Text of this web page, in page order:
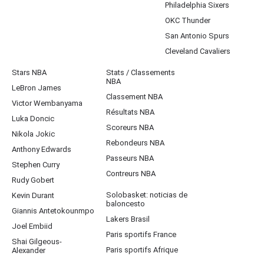
Philadelphia Sixers
OKC Thunder
San Antonio Spurs
Cleveland Cavaliers
Stars NBA
LeBron James
Victor Wembanyama
Luka Doncic
Nikola Jokic
Anthony Edwards
Stephen Curry
Rudy Gobert
Kevin Durant
Giannis Antetokounmpo
Joel Embiid
Shai Gilgeous-
Alexander
Stats / Classements
NBA
Classement NBA
Résultats NBA
Scoreurs NBA
Rebondeurs NBA
Passeurs NBA
Contreurs NBA
Solobasket: noticias de
baloncesto
Lakers Brasil
Paris sportifs France
Paris sportifs Afrique